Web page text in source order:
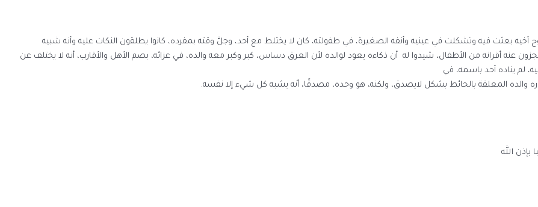
أخيه بعثت فيه وتشكلت في عينيه وأنفه الصغيرة، في طفولته، كان لا يختلط مع أحد، وجلَّ وقته بمفرده، كانوا يطلقون النكات عليه وأنه شبيه
عنه أقرانه من الأطفال، شيدوا له أن ذكاءه يعود لوالده لأن العرق دساس، كبر وكبر معه والده، في عزائه، بصم الأهل والأقارب، أنه لا يختلف عن
لم يناده أحد باسمه، في
والده المعلقة بالحائط بشكل لايصدق، ولكنه، هو وحده، مصدقًا، أنه يشبه كل شيء إلا نفسه.
الله